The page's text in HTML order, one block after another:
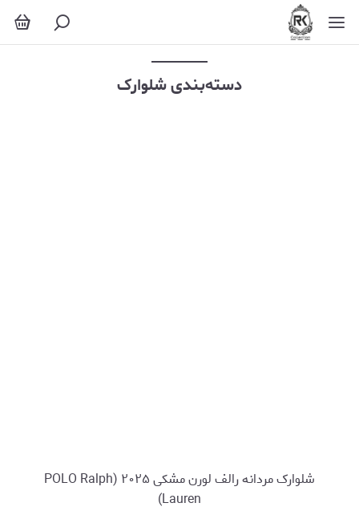
دسته‌بندی شلوارک
شلوارک مردانه رالف لورن مشکی ۲۰۲۵ (POLO Ralph
Lauren)